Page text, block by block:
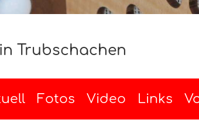
Trubschachen
Fotos Video Links